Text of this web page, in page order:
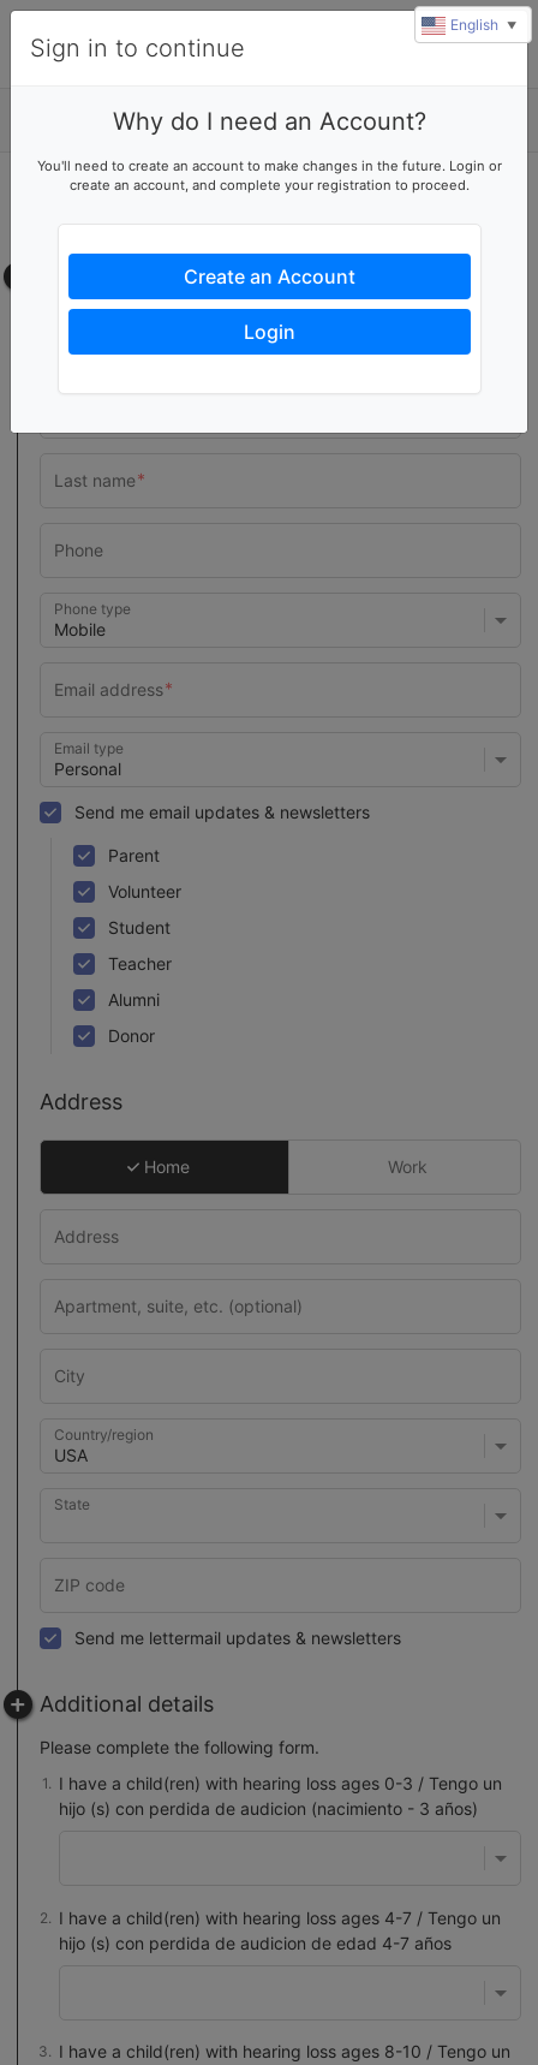
RSVP to this event
Please complete the form below to attend
Contact information
Phone type
Email type
Send me email updates & newsletters
Parent
Volunteer
Student
Teacher
Alumni
Donor
Address
Home Work
Country/region
State
Send me lettermail updates & newsletters
Additional details
Please complete the following form.
I have a child(ren) with hearing loss ages 0-3 / Tengo un
hijo (s) con perdida de audicion (nacimiento - 3 años)
I have a child(ren) with hearing loss ages 4-7 / Tengo un
hijo (s) con perdida de audicion de edad 4-7 años
I have a child(ren) with hearing loss ages 8-10 / Tengo un
Sign in to continue
Why do I need an Account?
You'll need to create an account to make changes in the future. Login or
create an account, and complete your registration to proceed.
Create an Account
Login
English ▼